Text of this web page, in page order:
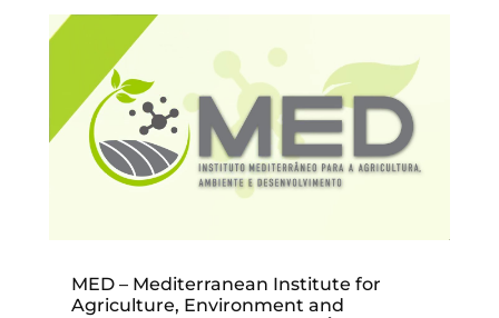
MED – Mediterranean Institute for
Agriculture, Environment and